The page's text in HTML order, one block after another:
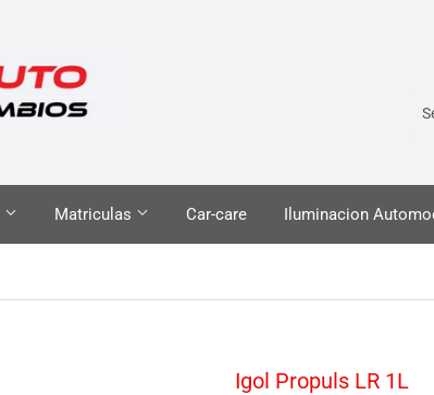
Matriculas Car-care Iluminacion
Igol Propuls LR 1L